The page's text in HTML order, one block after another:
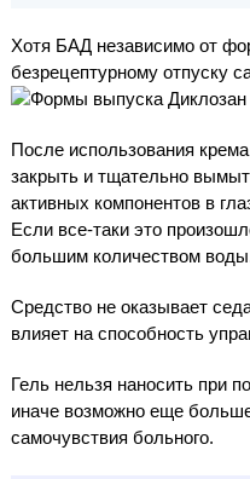
Хотя БАД независимо от
безрецептурному отпуску
После использования
закрыть и тщательно
активных компонентов в
Если все-таки это
большим количеством
Средство не оказывает
влияет на способность
Гель нельзя наносить при
иначе возможно еще
самочувствия больного.